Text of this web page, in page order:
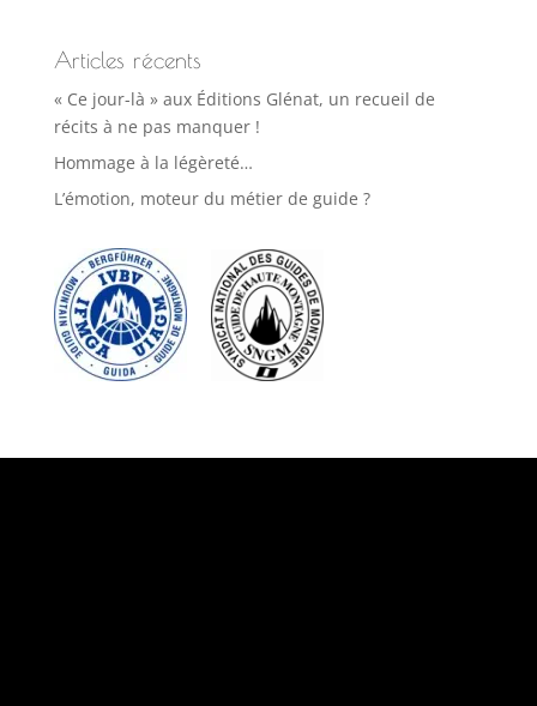
Articles récents
« Ce jour-là » aux Éditions Glénat, un recueil de
récits à ne pas manquer !
Hommage à la légèreté…
L’émotion, moteur du métier de guide ?